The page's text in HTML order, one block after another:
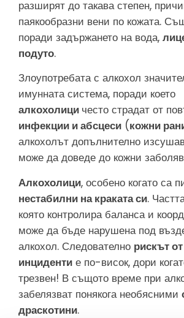
разширят до такава степен,
паякообразни вени по кожата.
поради задържането на вода,
подуто.
Злоупотребата с алкохол
имунната система, поради което
алкохолици често страдат от
инфекции и абсцеси (кожни
алкохолът допълнително
може да доведе до кожни
Алкохолици, особено когато са
нестабилни на краката си.
която контролира баланса и
може да бъде нарушена под
алкохол. Следователно рискът
инциденти е по-висок, дори
трезвен! В същото време при
забелязват понякога необясними
драскотини.